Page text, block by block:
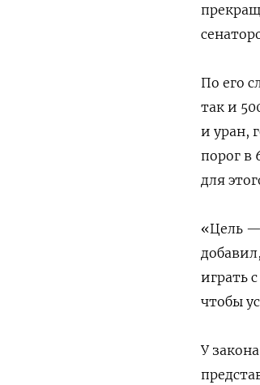
По его
так и
и уран,
порог в
для
«Цель
играть
чтобы
У